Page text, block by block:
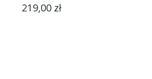
219,00 zł